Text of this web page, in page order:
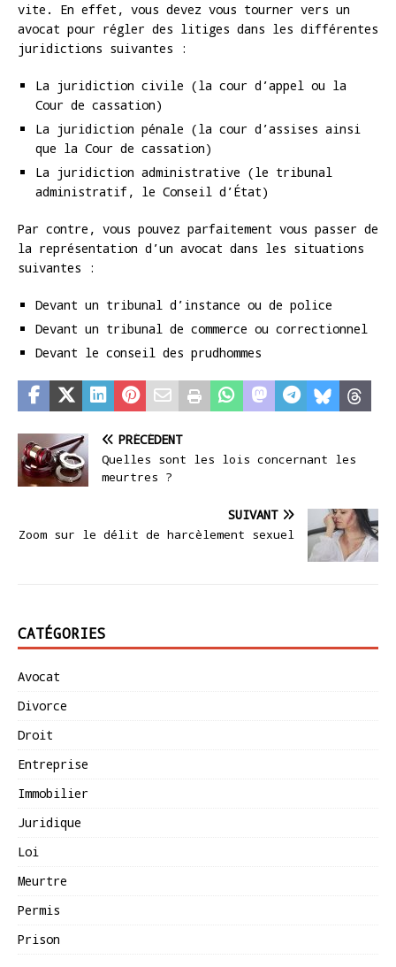
vite. En effet, vous devez vous tourner vers un
avocat pour régler des litiges dans les différentes
juridictions suivantes :
La juridiction civile (la cour d’appel ou la
Cour de cassation)
La juridiction pénale (la cour d’assises ainsi
que la Cour de cassation)
La juridiction administrative (le tribunal
administratif, le Conseil d’État)
Par contre, vous pouvez parfaitement vous passer de
la représentation d’un avocat dans les situations
suivantes :
Devant un tribunal d’instance ou de police
Devant un tribunal de commerce ou correctionnel
Devant le conseil des prudhommes
PRÉCÉDENT
Quelles sont les lois concernant les
meurtres ?
SUIVANT
Zoom sur le délit de harcèlement sexuel
CATÉGORIES
Avocat
Divorce
Droit
Entreprise
Immobilier
Juridique
Loi
Meurtre
Permis
Prison